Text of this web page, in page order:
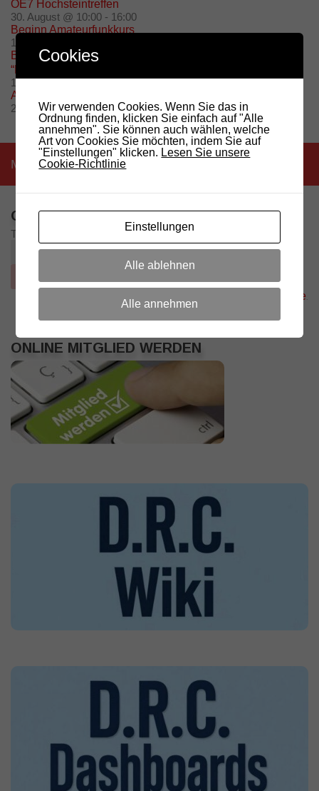
OE7 Hochsteintreffen
30. August @ 10:00 - 16:00
Beginn Amateurfunkkurs
15. September @ 20:00
Besuch des Radioobservatoriums in Medicina (BO)
“Marcello Ceccarelli”
19. September @ 10:00-17:00
Amateurfunkprüfung 2026
26. November @ 10:00-13:00
Mehr
OTHER LANGUAGES
Translate to:
Google Translate
ONLINE MITGLIED WERDEN
Cookies
Wir verwenden Cookies. Wenn Sie das in
Ordnung finden, klicken Sie einfach auf "Alle
annehmen". Sie können auch wählen, welche
Art von Cookies Sie möchten, indem Sie auf
"Einstellungen" klicken. Lesen Sie unsere
Cookie-Richtlinie
Einstellungen
Alle ablehnen
Alle annehmen